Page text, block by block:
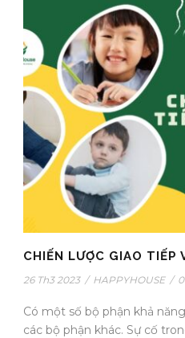
CHIẾN LƯỢC GIAO TIẾP
26 Th3 2023 / HAPPYHOUSE /
Có một số bộ phận khả
các bộ phận khác. Sự cố